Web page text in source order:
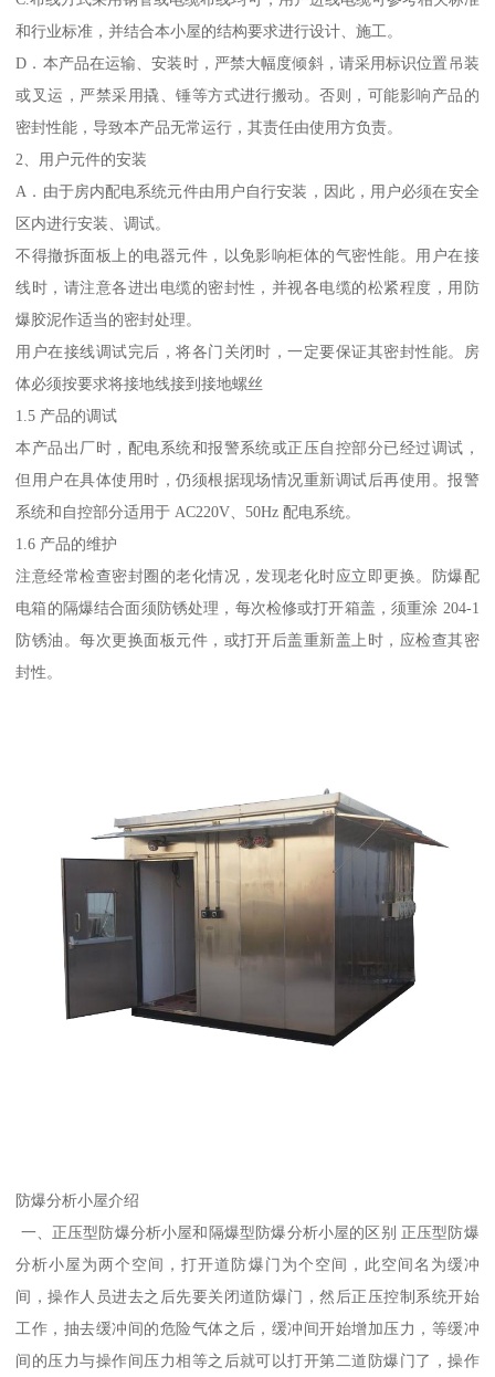
和行业标准，并结合本小屋的结构要求进行设计、施工。
D．本产品在运输、安装时，严禁大幅度倾斜，请采用标识位置吊装
或叉运，严禁采用撬、锤等方式进行搬动。否则，可能影响产品的
密封性能，导致本产品无常运行，其责任由使用方负责。
2、用户元件的安装
A．由于房内配电系统元件由用户自行安装，因此，用户必须在安全
区内进行安装、调试。
不得撤拆面板上的电器元件，以免影响柜体的气密性能。用户在接
线时，请注意各进出电缆的密封性，并视各电缆的松紧程度，用防
爆胶泥作适当的密封处理。
用户在接线调试完后，将各门关闭时，一定要保证其密封性能。房
体必须按要求将接地线接到接地螺丝
1.5 产品的调试
本产品出厂时，配电系统和报警系统或正压自控部分已经过调试，
但用户在具体使用时，仍须根据现场情况重新调试后再使用。报警
系统和自控部分适用于 AC220V、50Hz 配电系统。
1.6 产品的维护
注意经常检查密封圈的老化情况，发现老化时应立即更换。防爆配
电箱的隔爆结合面须防锈处理，每次检修或打开箱盖，须重涂 204-1
防锈油。每次更换面板元件，或打开后盖重新盖上时，应检查其密
封性。
防爆分析小屋介绍
一、正压型防爆分析小屋和隔爆型防爆分析小屋的区别 正压型防爆
分析小屋为两个空间，打开道防爆门为个空间，此空间名为缓冲
间，操作人员进去之后先要关闭道防爆门，然后正压控制系统开始
工作，抽去缓冲间的危险气体之后，缓冲间开始增加压力，等缓冲
间的压力与操作间压力相等之后就可以打开第二道防爆门了，操作